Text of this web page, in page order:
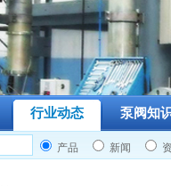
行业动态 泵阀知
产品 新闻